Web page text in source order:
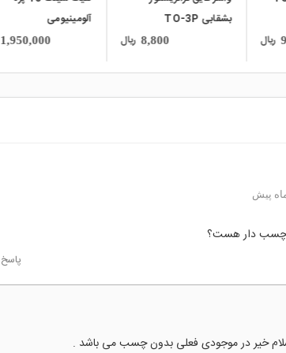
ریال
بشقابی TO-3P
8,800 ریال
آلومینیومی
65x65x20mm
1,950,000
دار هست؟
پاسخ
خیر در موجودی فعلی بدون چسب می باشد .